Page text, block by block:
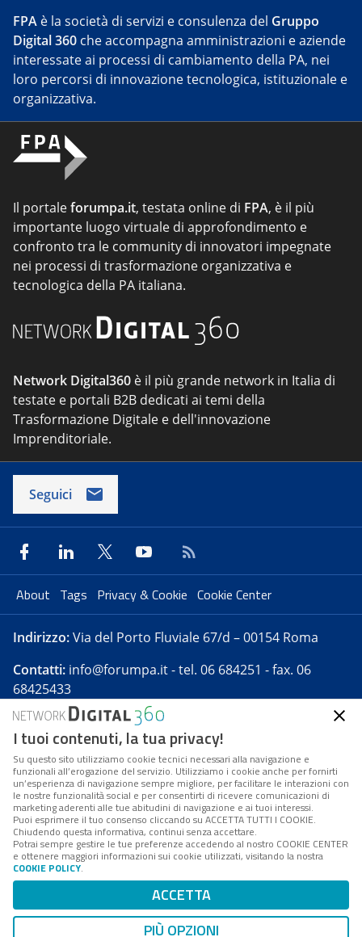
FPA è la società di servizi e consulenza del Gruppo
Digital 360 che accompagna amministrazioni e aziende
interessate ai processi di cambiamento della PA, nei
loro percorsi di innovazione tecnologica, istituzionale e
organizzativa.
Il portaleforumpa.it, testata online di FPA, è il più
importante luogo virtuale di approfondimento e
confronto tra le community di innovatori impegnate
nei processi di trasformazione organizzativa e
tecnologica della PA italiana.
Network Digital360 è il più grande network in Italia di
testate e portali B2B dedicati ai temi della
Trasformazione Digitale e dell'innovazione
Imprenditoriale.
Seguici
About Tags Privacy & Cookie Cookie Center
Indirizzo:Via del Porto Fluviale 67/d – 00154 Roma
Contatti: info@forumpa.it- tel. 06 684251 - fax. 06
68425433
Forumpa.itè una pubblicazione telematica iscritta
presso Registro della stampa del Tribunale di Roma -
Reg. n. 182 del 2 maggio 2008 - Direttore resp. Michela
Stentella
FPA s.r.l. è società soggetta a Direzione e
Coordinamento da parte di Digital360 S.p.A. - FPA s.r.l.
è un'azienda certificata per il sistema di management
Codice Fiscale/Partita IVA n. 10693191008 - R.E.A. Roma
n. 1249791. ISP AWS
Mappa del sito
I tuoi contenuti, la tua privacy!
Su questo sito utilizziamo cookie tecnici necessari alla navigazione e
funzionali all’erogazione del servizio. Utilizziamo i cookie anche per fornirti
un’esperienza di navigazione sempre migliore, per facilitare le interazioni con
le nostre funzionalità social e per consentirti di ricevere comunicazioni di
marketing aderenti alle tue abitudini di navigazione e ai tuoi interessi.
Puoi esprimere il tuo consenso cliccando su ACCETTA TUTTI I COOKIE.
Chiudendo questa informativa, continui senza accettare.
Potrai sempre gestire le tue preferenze accedendo al nostro COOKIE CENTER
e ottenere maggiori informazioni sui cookie utilizzati, visitando la nostra
COOKIE POLICY.
ACCETTA
PIÙ OPZIONI